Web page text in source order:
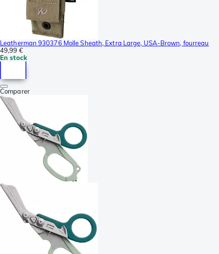
Leatherman 930376 Molle Sheath, Extra Large, USA-Brown, fourreau
49,99 €
En stock
Comparer